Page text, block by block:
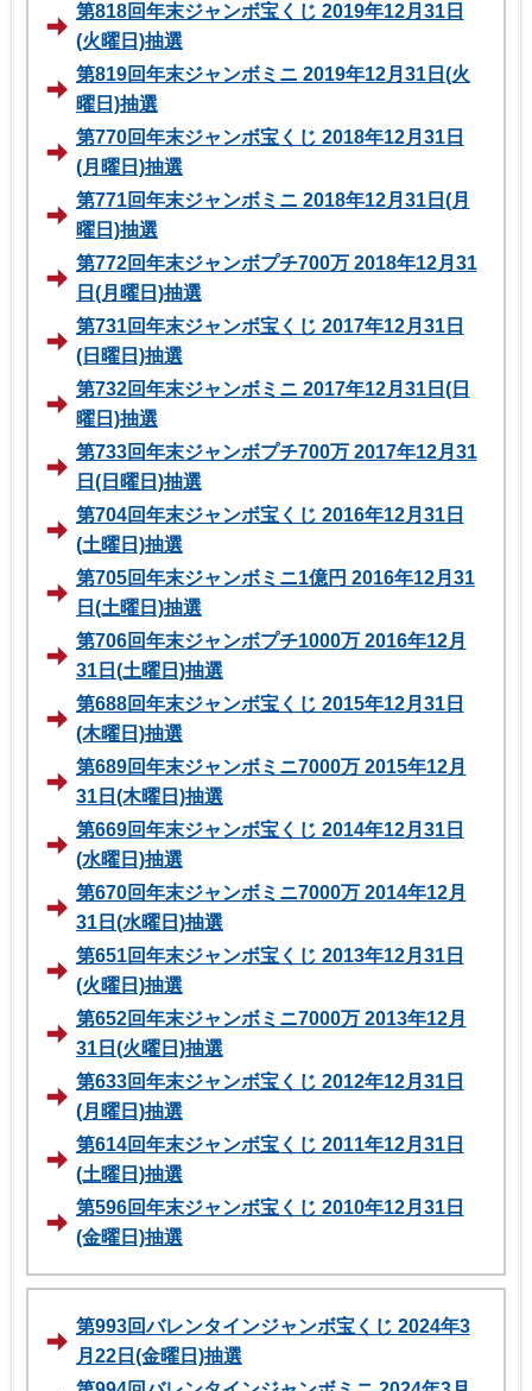
第818回年末ジャンボ宝くじ 2019年12月31日
(火曜日)抽選
第819回年末ジャンボミニ 2019年12月31日(火
曜日)抽選
第770回年末ジャンボ宝くじ 2018年12月31日
(月曜日)抽選
第771回年末ジャンボミニ 2018年12月31日(月
曜日)抽選
第772回年末ジャンボプチ700万 2018年12月31
日(月曜日)抽選
第731回年末ジャンボ宝くじ 2017年12月31日
(日曜日)抽選
第732回年末ジャンボミニ 2017年12月31日(日
曜日)抽選
第733回年末ジャンボプチ700万 2017年12月31
日(日曜日)抽選
第704回年末ジャンボ宝くじ 2016年12月31日
(土曜日)抽選
第705回年末ジャンボミニ1億円 2016年12月31
日(土曜日)抽選
第706回年末ジャンボプチ1000万 2016年12月
31日(土曜日)抽選
第688回年末ジャンボ宝くじ 2015年12月31日
(木曜日)抽選
第689回年末ジャンボミニ7000万 2015年12月
31日(木曜日)抽選
第669回年末ジャンボ宝くじ 2014年12月31日
(水曜日)抽選
第670回年末ジャンボミニ7000万 2014年12月
31日(水曜日)抽選
第651回年末ジャンボ宝くじ 2013年12月31日
(火曜日)抽選
第652回年末ジャンボミニ7000万 2013年12月
31日(火曜日)抽選
第633回年末ジャンボ宝くじ 2012年12月31日
(月曜日)抽選
第614回年末ジャンボ宝くじ 2011年12月31日
(土曜日)抽選
第596回年末ジャンボ宝くじ 2010年12月31日
(金曜日)抽選
第993回バレンタインジャンボ宝くじ 2024年3
月22日(金曜日)抽選